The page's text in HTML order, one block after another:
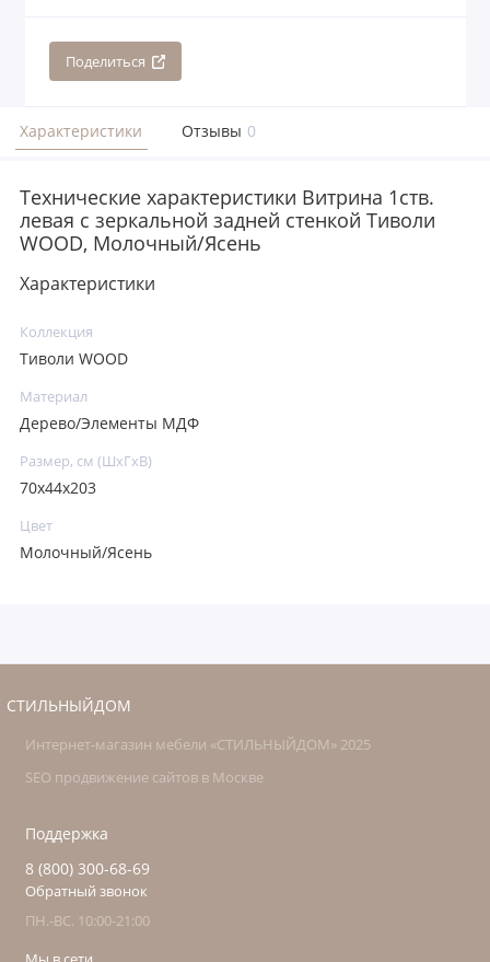
Поделиться
Характеристики Отзывы 0
Технические характеристики Витрина 1ств.
левая с зеркальной задней стенкой Тиволи
WOOD, Молочный/Ясень
Характеристики
Коллекция
Тиволи WOOD
Материал
Дерево/Элементы МДФ
Размер, см (ШхГхВ)
70x44x203
Цвет
Молочный/Ясень
СТИЛЬНЫЙДОМ
Интернет-магазин мебели «СТИЛЬНЫЙДОМ» 2025
SEO продвижение сайтов в Москве
Поддержка
8 (800) 300-68-69
Обратный звонок
ПН.-ВС. 10:00-21:00